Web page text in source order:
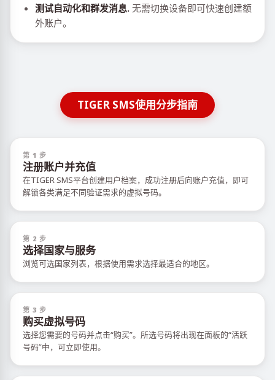
测试自动化和群发消息. 无需切换设备即可快速创建额
外账户。
TIGER SMS使用分步指南
第 1 步
注册账户并充值
在TIGER SMS平台创建用户档案，成功注册后向账户充值，即可
解锁各类满足不同验证需求的虚拟号码。
第 2 步
选择国家与服务
浏览可选国家列表，根据使用需求选择最适合的地区。
第 3 步
购买虚拟号码
选择您需要的号码并点击“购买”。所选号码将出现在面板的“活跃
号码”中，可立即使用。